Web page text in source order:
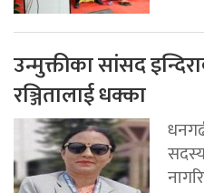
उन्मुक्तीका सांसद
रञ्जितालाई धक्का